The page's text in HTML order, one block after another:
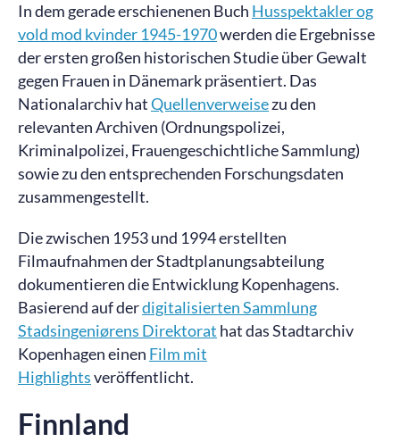
In dem gerade erschienenen Buch Husspektakler og
vold mod kvinder 1945-1970werden die Ergebnisse
der ersten großen historischen Studie über Gewalt
gegen Frauen in Dänemark präsentiert. Das
Nationalarchiv hatQuellenverweisezu den
relevanten Archiven (Ordnungspolizei,
Kriminalpolizei, Frauengeschichtliche Sammlung)
sowie zu den entsprechenden Forschungsdaten
zusammengestellt.
Die zwischen 1953 und 1994 erstellten
Filmaufnahmen der Stadtplanungsabteilung
dokumentieren die Entwicklung Kopenhagens.
Basierend auf derdigitalisierten Sammlung
Stadsingeniørens Direktorat hat das Stadtarchiv
Kopenhagen einen Film mit
Highlightsveröffentlicht.
Finnland